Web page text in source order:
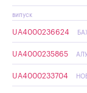
випуск
UA4000236624
UA4000235865
UA4000233704